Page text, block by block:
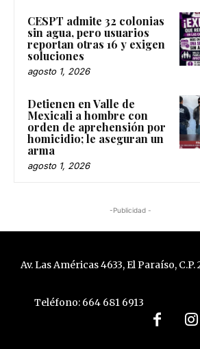
CESPT admite 32 colonias
sin agua, pero usuarios
reportan otras 16 y exigen
soluciones
agosto 1, 2026
Detienen en Valle de
Mexicali a hombre con
orden de aprehensión por
homicidio; le aseguran un
arma
agosto 1, 2026
-Publicidad -
Av. Las Américas 4633, El Paraíso, C.P.
Teléfono: 664 681 6913